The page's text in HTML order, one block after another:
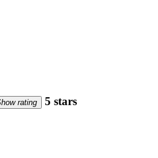
rating 5 stars